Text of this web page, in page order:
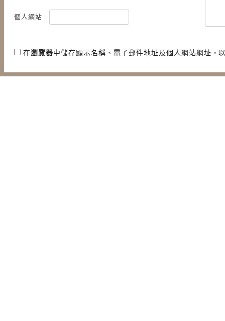
個人網站
在瀏覽器中儲存顯示名稱、電子郵件地址及個人網站網址，